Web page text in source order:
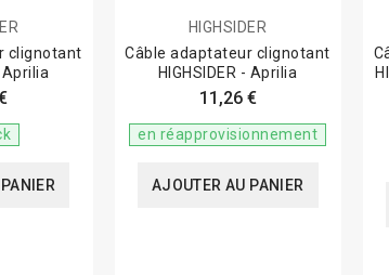
clignotant
Aprilia
HIGHSIDER
Câble adaptateur clignotant
HIGHSIDER - Aprilia
11,26 €
en réapprovisionnement
AJOUTER AU PANIER